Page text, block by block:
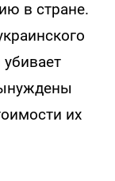
в стране.
их